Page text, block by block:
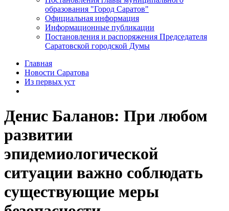
образования "Город Саратов"
Официальная информация
Информационные публикации
Постановления и распоряжения Председателя
Саратовской городской Думы
Главная
Новости Саратова
Из пеpвых уст
Денис Баланов: При любом
развитии
эпидемиологической
ситуации важно соблюдать
существующие меры